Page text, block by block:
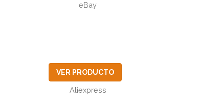
eBay
VER PRODUCTO
Aliexpress